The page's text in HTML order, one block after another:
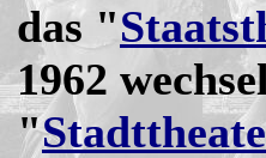
das "
1962
"